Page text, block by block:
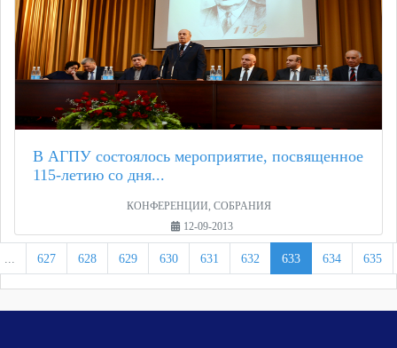
В АГПУ состоялось мероприятие, посвященное
115-летию со дня...
КОНФЕРЕНЦИИ, СОБРАНИЯ
12-09-2013
... 627 628 629 630 631 632 633 634 635